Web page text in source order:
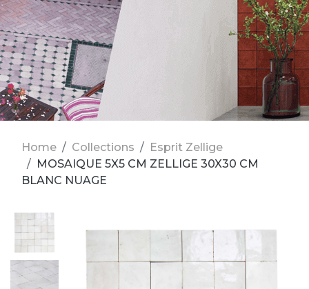
Home Collections
Esprit Zellige
MOSAIQUE 5X5 CM ZELLIGE 30X30 CM
BLANC NUAGE